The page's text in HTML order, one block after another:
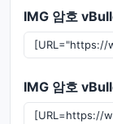
IMG 암호
IMG 암호